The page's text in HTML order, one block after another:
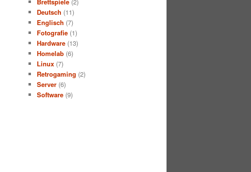
Deutsch (11)
Englisch (7)
Fotografie (1)
Hardware (13)
Homelab (6)
Linux (7)
Retrogaming (2)
Server (6)
Software (9)